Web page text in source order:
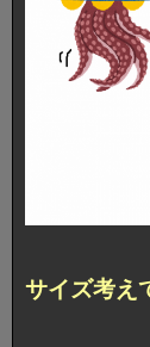
サイズ考え